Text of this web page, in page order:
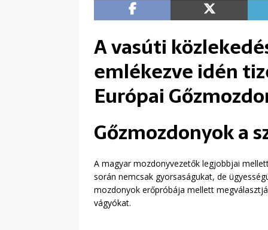
A vasúti
emlékezve idén
Európai
Gőzmozdonyok a
A magyar mozdonyvezetők legjobbjai
során nemcsak gyorsaságukat, de
mozdonyok erőpróbája mellett
vágyókat.